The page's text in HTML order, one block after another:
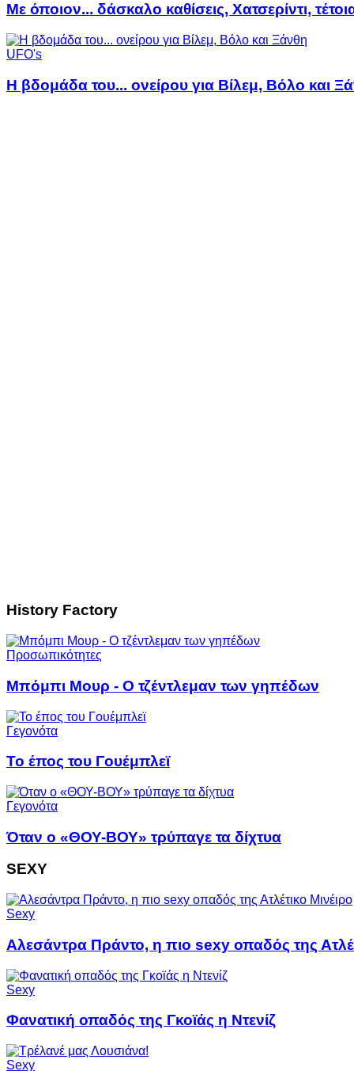
Με όποιον... δάσκαλο καθίσεις, Χατσερίντι,
UFO's
Η βδομάδα του... ονείρου για Βίλεμ, Βόλο και
History Factory
Προσωπικότητες
Μπόμπι Μουρ - Ο τζέντλεμαν των γηπέδων
Γεγονότα
Το έπος του Γουέμπλεϊ
Γεγονότα
Όταν ο «ΘΟΥ-ΒΟΥ» τρύπαγε τα δίχτυα
SEXY
Sexy
Αλεσάντρα Πράντο, η πιο sexy οπαδός της
Sexy
Φανατική οπαδός της Γκοϊάς η Ντενίζ
Sexy